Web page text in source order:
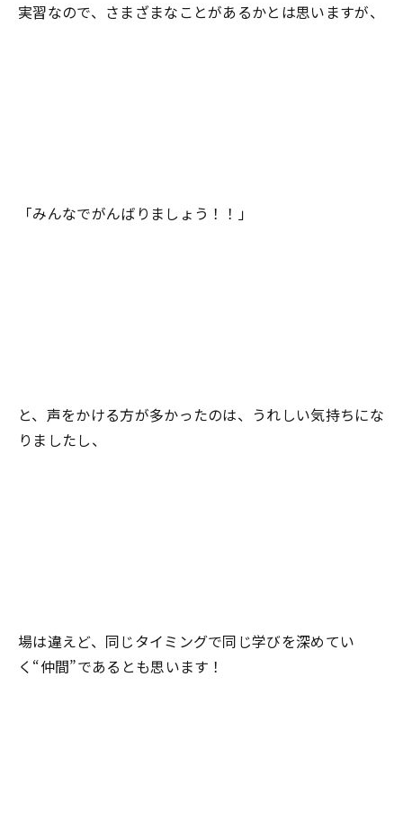
実習なので、さまざまなことがあるかとは思いますが、
「みんなでがんばりましょう！！」
と、声をかける方が多かったのは、うれしい気持ちにな
りましたし、
場は違えど、同じタイミングで同じ学びを深めてい
く“仲間”であるとも思います！